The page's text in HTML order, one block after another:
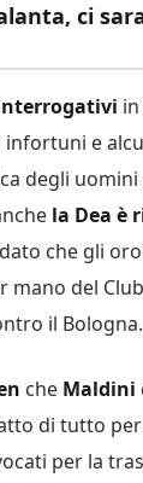
ci
e
degli uomini
la Dea è
dato che gli
mano del
il Bologna.
che Maldini
di tutto
per la